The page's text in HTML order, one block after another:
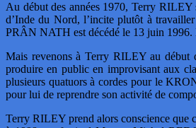
Au début des années 1970, Terry
d’Inde du Nord, l’incite plutôt à
PRÂN NATH est décédé le 13 juin
Mais revenons à Terry RILEY au début
produire en public en improvisant aux
plusieurs quatuors à cordes pour le
pour lui de reprendre son activité de
Terry RILEY prend alors conscience que